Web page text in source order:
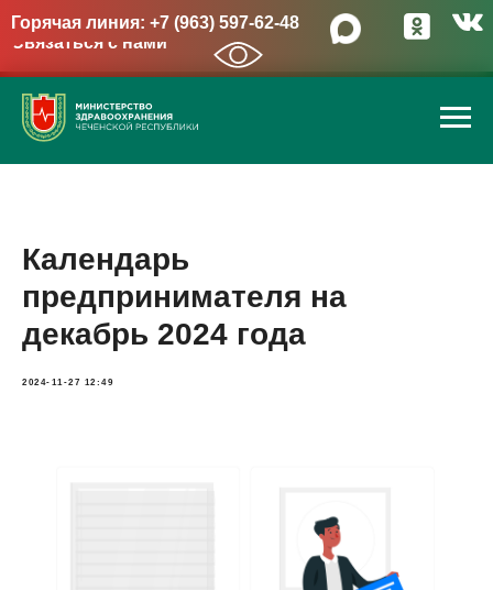
Горячая линия: +7 (963) 597-62-48
Связаться с нами
→
Календарь
предпринимателя на
декабрь 2024 года
2024-11-27 12:49